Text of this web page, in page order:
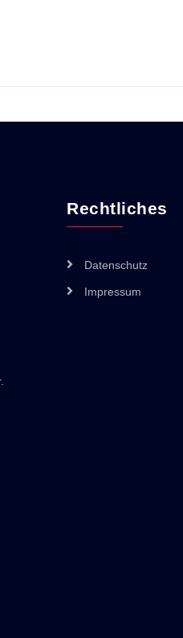
Rechtliches
Datenschutz
Impressum